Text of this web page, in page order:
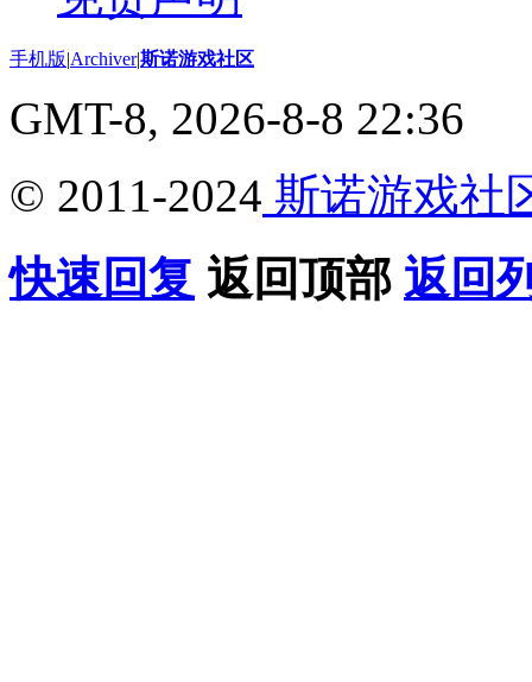
手机版|Archiver|斯诺游戏社区
GMT-8, 2026-8-8 22:36
© 2011-2024 斯诺游戏社
快速回复 返回顶部 返回